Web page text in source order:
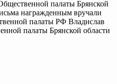
палаты Брянской
награжденным вручали
палаты РФ Владислав
палаты Брянской области